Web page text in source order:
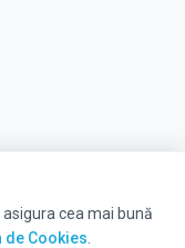
cea mai bună
de Cookies